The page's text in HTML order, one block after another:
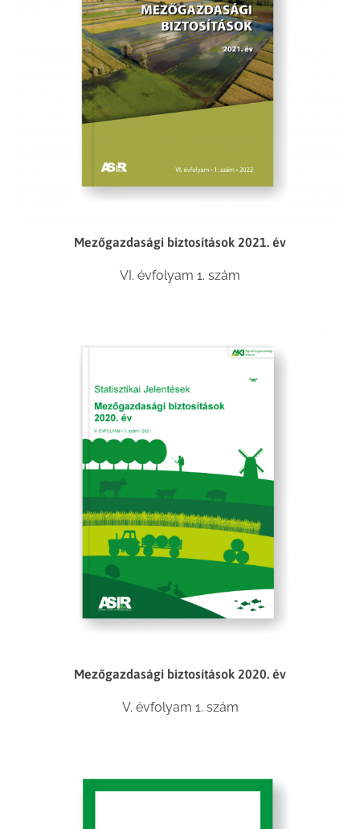
Mezőgazdasági biztosítások 2021. év
VI. évfolyam 1. szám
Mezőgazdasági biztosítások 2020. év
V. évfolyam 1. szám